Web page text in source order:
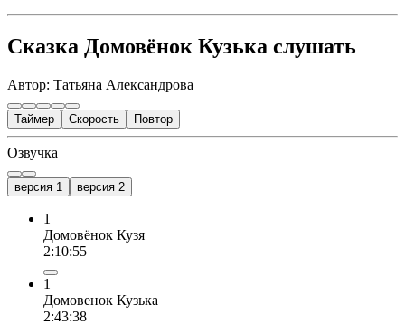
Сказка Домовёнок Кузька слушать
Автор: Татьяна Александрова
Таймер Скорость Повтор
Озвучка
версия 1 версия 2
1
Домовёнок Кузя
2:10:55
1
Домовенок Кузька
2:43:38